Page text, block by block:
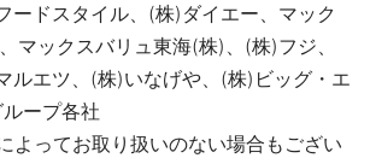
ードスタイル、(株)ダイエー、マック
マックスバリュ東海(株)、(株)フジ、
ルエツ、(株)いなげや、(株)ビッグ・エ
ープ各社
よってお取り扱いのない場合もござい